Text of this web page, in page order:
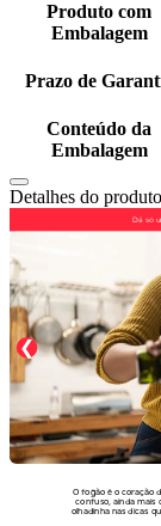
Produto com
Embalagem
Prazo de
Conteúdo da
Embalagem
Detalhes do produto